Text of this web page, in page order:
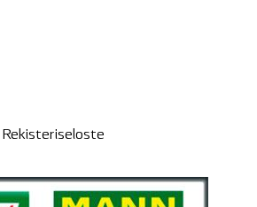
Rekisteriseloste